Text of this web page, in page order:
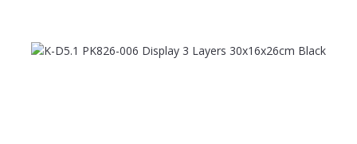
Afbeeldingengalerij overslaan